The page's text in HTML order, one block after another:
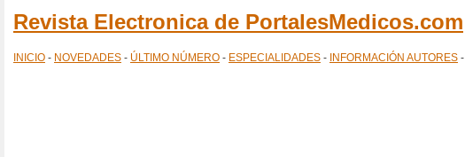
Revista Electronica de PortalesMedicos.com
INICIO - NOVEDADES - ÚLTIMO NÚMERO - ESPECIALIDADES - INFORMACIÓN AUTORES -